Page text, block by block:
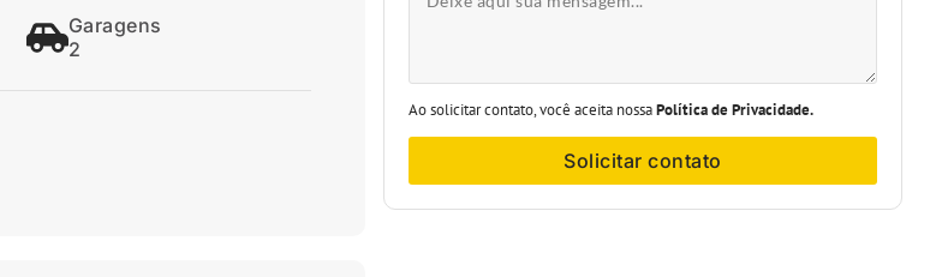
Garagens
2
Ao solicitar contato, você aceita nossaPolítica de Privacidade.
Solicitar contato